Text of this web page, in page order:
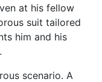
at his fellow
suit tailored
him and his
scenario. A